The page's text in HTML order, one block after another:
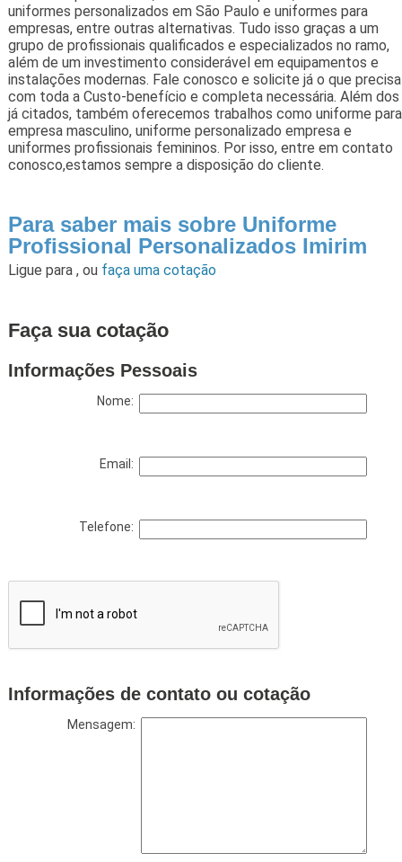
uniformes personalizados em São Paulo e uniformes para
empresas, entre outras alternativas. Tudo isso graças a um
grupo de profissionais qualificados e especializados no ramo,
além de um investimento considerável em equipamentos e
instalações modernas. Fale conosco e solicite já o que precisa
com toda a Custo-benefício e completa necessária. Além dos
já citados, também oferecemos trabalhos como uniforme para
empresa masculino, uniforme personalizado empresa e
uniformes profissionais femininos. Por isso, entre em contato
conosco,estamos sempre a disposição do cliente.
Para saber mais sobre Uniforme
Profissional Personalizados Imirim
Ligue para , ou faça uma cotação
Faça sua cotação
Informações Pessoais
Nome:
Email:
Telefone:
Informações de contato ou cotação
Mensagem: